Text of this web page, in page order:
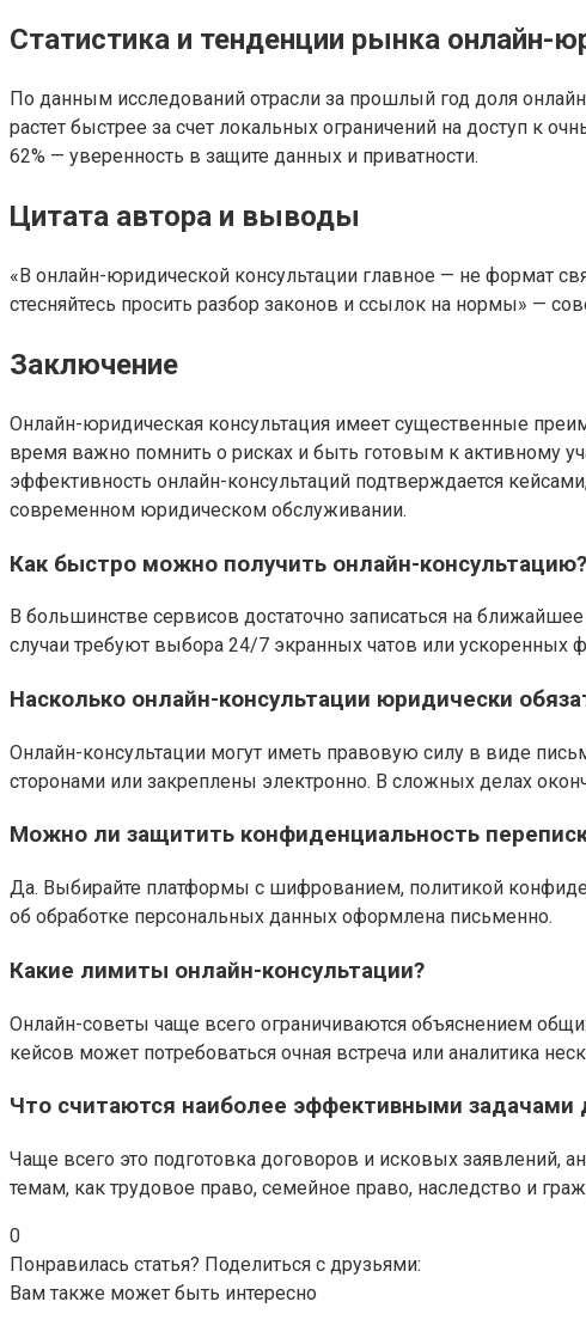
Статистика и тенденции рынка онлайн-
По данным исследований отрасли за прошлый год доля
растет быстрее за счет локальных ограничений на доступ к
62% — уверенность в защите данных и приватности.
Цитата автора и выводы
«В онлайн-юридической консультации главное — не формат
стесняйтесь просить разбор законов и ссылок на нормы» —
Заключение
Онлайн-юридическая консультация имеет существенные
время важно помнить о рисках и быть готовым к активному
эффективность онлайн-консультаций подтверждается
современном юридическом обслуживании.
Как быстро можно получить онлайн-консультацию?
В большинстве сервисов достаточно записаться на
случаи требуют выбора 24/7 экранных чатов или ускоренных
Насколько онлайн-консультации юридически
Онлайн-консультации могут иметь правовую силу в виде
сторонами или закреплены электронно. В сложных делах
Можно ли защитить конфиденциальность
Да. Выбирайте платформы с шифрованием, политикой
об обработке персональных данных оформлена письменно.
Какие лимиты онлайн-консультации?
Онлайн-советы чаще всего ограничиваются объяснением
кейсов может потребоваться очная встреча или аналитика
Что считаются наиболее эффективными задачами
Чаще всего это подготовка договоров и исковых заявлений,
темам, как трудовое право, семейное право, наследство и
0
Понравилась статья? Поделиться с друзьями:
Вам также может быть интересно